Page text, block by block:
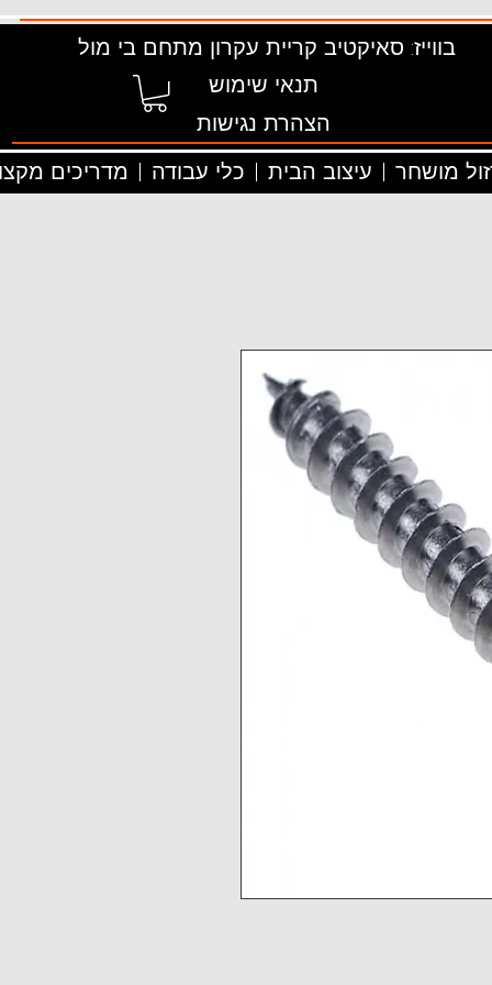
בווייז: סאיקטיב קריית עקרון מתחם בי מול
תנאי שימוש
הצהרת נגישות
מדריכים כלי עבודה עיצוב הבית מושחר